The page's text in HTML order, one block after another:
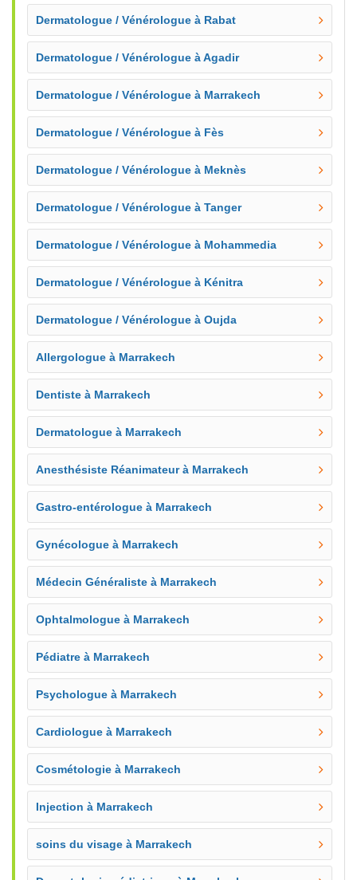
Dermatologue / Vénérologue à Rabat
Dermatologue / Vénérologue à Agadir
Dermatologue / Vénérologue à Marrakech
Dermatologue / Vénérologue à Fès
Dermatologue / Vénérologue à Meknès
Dermatologue / Vénérologue à Tanger
Dermatologue / Vénérologue à Mohammedia
Dermatologue / Vénérologue à Kénitra
Dermatologue / Vénérologue à Oujda
Allergologue à Marrakech
Dentiste à Marrakech
Dermatologue à Marrakech
Anesthésiste Réanimateur à Marrakech
Gastro-entérologue à Marrakech
Gynécologue à Marrakech
Médecin Généraliste à Marrakech
Ophtalmologue à Marrakech
Pédiatre à Marrakech
Psychologue à Marrakech
Cardiologue à Marrakech
Cosmétologie à Marrakech
Injection à Marrakech
soins du visage à Marrakech